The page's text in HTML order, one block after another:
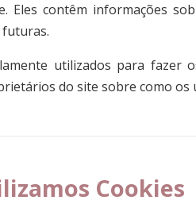
Eles contêm informações
utilizados para fazer
do site sobre como os
Cookies